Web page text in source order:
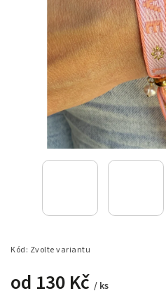
Kód: Zvolte variantu
od 130 Kč / ks